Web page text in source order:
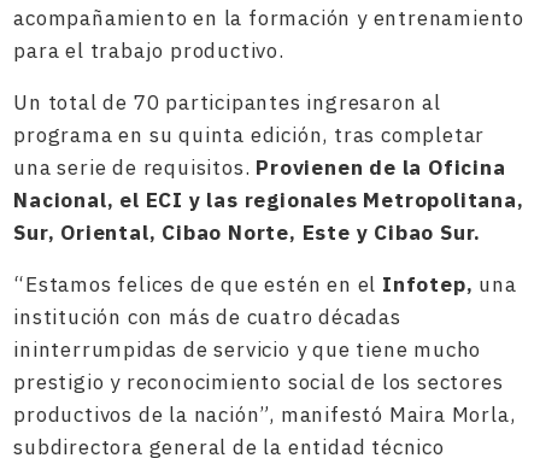
acompañamiento en la formación y entrenamiento
para el trabajo productivo.
Un total de 70 participantes ingresaron al
programa en su quinta edición, tras completar
una serie de requisitos. Provienen de la Oficina
Nacional, el ECI y las regionales Metropolitana,
Sur, Oriental, Cibao Norte, Este y Cibao Sur.
“Estamos felices de que estén en el Infotep, una
institución con más de cuatro décadas
ininterrumpidas de servicio y que tiene mucho
prestigio y reconocimiento social de los sectores
productivos de la nación”, manifestó Maira Morla,
subdirectora general de la entidad técnico